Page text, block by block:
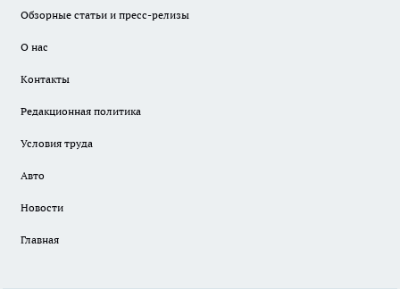
Обзорные статьи и пресс-релизы
О нас
Контакты
Редакционная политика
Условия труда
Авто
Новости
Главная